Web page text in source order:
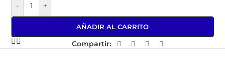
- +
AÑADIR AL CARRITO
Compartir: